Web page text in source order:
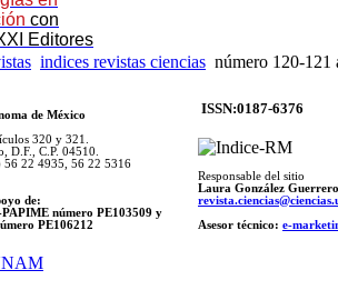
con
Editores
indices revistas ciencias número 120-121
de México
320 y 321.
D.F., C.P. 04510.
22 4935, 56 22 5316
de:
número PE103509 y
PE106212
ISSN:0187-6376
Responsable del sitio
Laura González Guerrero
Asesor técnico: e-